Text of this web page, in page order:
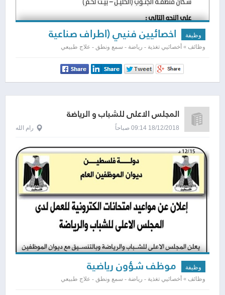
وظيفة اخصائيين فنيي (اطراف صناعية
واجهزة مساندة) وعلاج طبيعي ووظيفي
وتأهيل فيزيائي
وظائف » أخصائيي تغذية - رياضة - سمع ونطق - علاج طبيعي
المجلس الاعلى للشباب و الرياضة
18/12/2018 09:14 صباحاً رام الله
وظيفة موظف شؤون رياضية
وظائف » أخصائيي تغذية - رياضة - سمع ونطق - علاج طبيعي